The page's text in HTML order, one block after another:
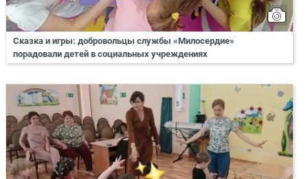
Сказка и игры: добровольцы службы «Милосердие»
порадовали детей в социальных учреждениях